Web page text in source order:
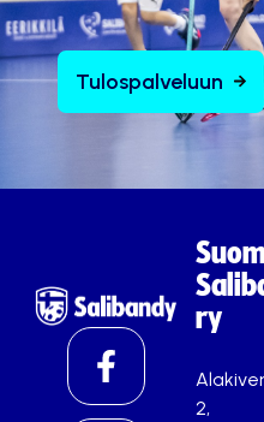
Tulospalveluun
ry
2,